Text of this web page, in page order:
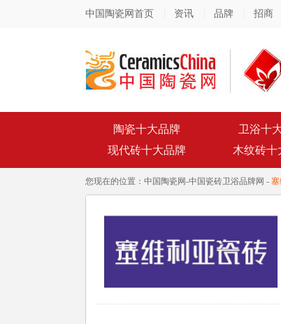
中国陶瓷网首页 资讯 品牌 招商
陶瓷十大品牌 卫浴十
现代砖十大品牌
木纹砖十
您现在的位置： 中国陶瓷网-中国瓷砖卫浴品牌网 - 塞